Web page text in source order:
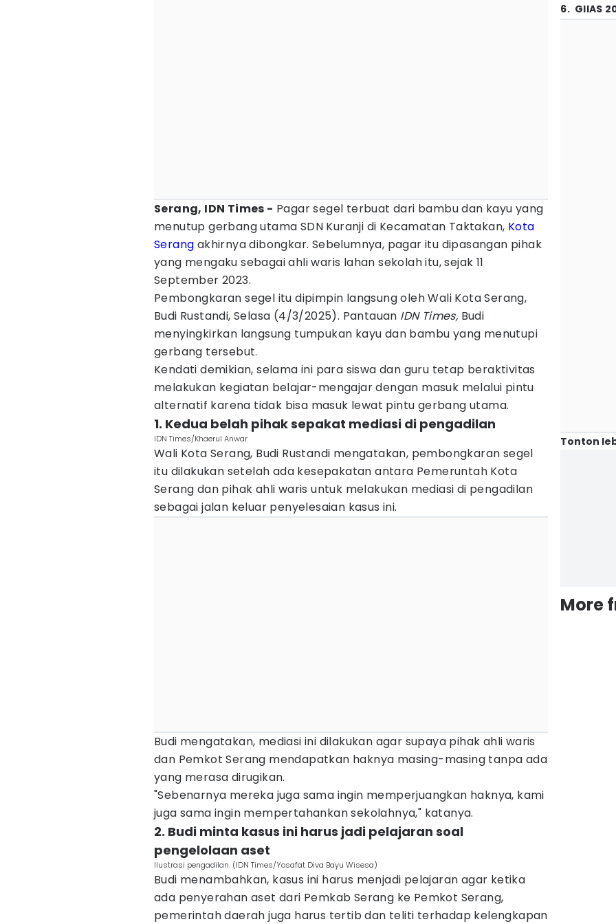
Serang, IDN Times - Pagar segel terbuat dari bambu dan kayu yang
menutup gerbang utama SDN Kuranji di Kecamatan Taktakan, Kota
Serang akhirnya dibongkar. Sebelumnya, pagar itu dipasangan pihak
yang mengaku sebagai ahli waris lahan sekolah itu, sejak 11
September 2023.
Pembongkaran segel itu dipimpin langsung oleh Wali Kota Serang,
Budi Rustandi, Selasa (4/3/2025). Pantauan IDN Times, Budi
menyingkirkan langsung tumpukan kayu dan bambu yang menutupi
gerbang tersebut.
Kendati demikian, selama ini para siswa dan guru tetap beraktivitas
melakukan kegiatan belajar-mengajar dengan masuk melalui pintu
alternatif karena tidak bisa masuk lewat pintu gerbang utama.
1. Kedua belah pihak sepakat mediasi di pengadilan
IDN Times/Khaerul Anwar
Wali Kota Serang, Budi Rustandi mengatakan, pembongkaran segel
itu dilakukan setelah ada kesepakatan antara Pemeruntah Kota
Serang dan pihak ahli waris untuk melakukan mediasi di pengadilan
sebagai jalan keluar penyelesaian kasus ini.
Budi mengatakan, mediasi ini dilakukan agar supaya pihak ahli waris
dan Pemkot Serang mendapatkan haknya masing-masing tanpa ada
yang merasa dirugikan.
"Sebenarnya mereka juga sama ingin memperjuangkan haknya, kami
juga sama ingin mempertahankan sekolahnya," katanya.
2. Budi minta kasus ini harus jadi pelajaran soal
pengelolaan aset
Ilustrasi pengadilan. (IDN Times/Yosafat Diva Bayu Wisesa)
Budi menambahkan, kasus ini harus menjadi pelajaran agar ketika
ada penyerahan aset dari Pemkab Serang ke Pemkot Serang,
pemerintah daerah juga harus tertib dan teliti terhadap kelengkapan
6. GIIAS
Tonton
More